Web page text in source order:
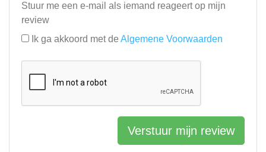
Stuur me een e-mail als iemand reageert op mijn
review
Ik ga akkoord met de Algemene Voorwaarden
Verstuur mijn review